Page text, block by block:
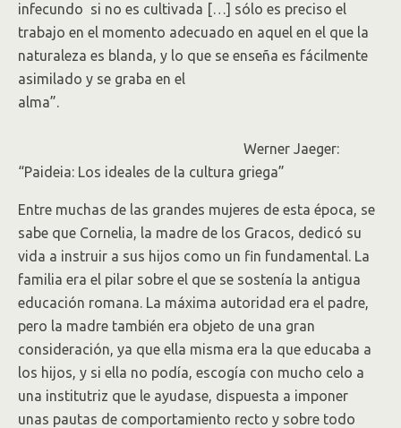
infecundo si no es cultivada […] sólo es preciso el
trabajo en el momento adecuado en aquel en el que la
naturaleza es blanda, y lo que se enseña es fácilmente
asimilado y se graba en el
alma”.
Werner Jaeger:
“Paideia: Los ideales de la cultura griega”
Entre muchas de las grandes mujeres de esta época, se
sabe que Cornelia, la madre de los Gracos, dedicó su
vida a instruir a sus hijos como un fin fundamental. La
familia era el pilar sobre el que se sostenía la antigua
educación romana. La máxima autoridad era el padre,
pero la madre también era objeto de una gran
consideración, ya que ella misma era la que educaba a
los hijos, y si ella no podía, escogía con mucho celo a
una institutriz que le ayudase, dispuesta a imponer
unas pautas de comportamiento recto y sobre todo